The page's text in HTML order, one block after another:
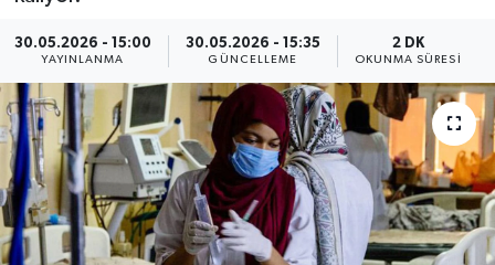
30.05.2026 - 15:00
YAYINLANMA
30.05.2026 - 15:35
GÜNCELLEME
2 DK
OKUNMA SÜRESI
Spor
Yaşam
Anali̇z
Bi̇li̇m & Teknoloji̇
Dünya